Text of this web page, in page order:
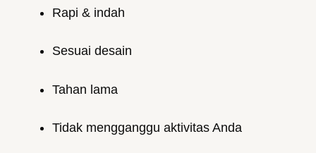
Rapi & indah
Sesuai desain
Tahan lama
Tidak mengganggu aktivitas Anda